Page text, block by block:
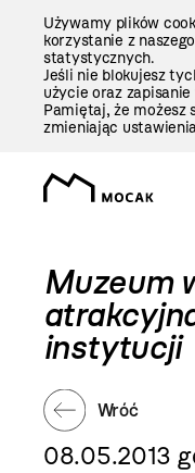
Używamy plików
korzystanie z
statystycznych.
Jeśli nie blokujesz
użycie oraz
Pamiętaj, że możesz
zmieniając
Muzeum
instytucji
Wróć
08.05.2013